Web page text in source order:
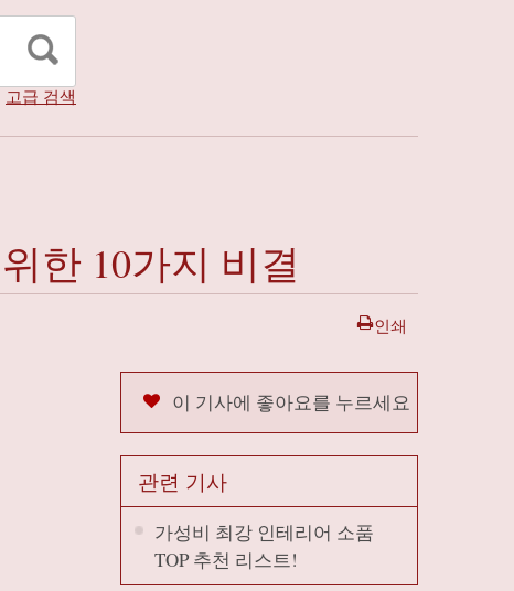
고급 검색
한 10가지 비결
인쇄
이 기사에 좋아요를 누르세요
관련 기사
가성비 최강 인테리어 소품
TOP 추천 리스트!